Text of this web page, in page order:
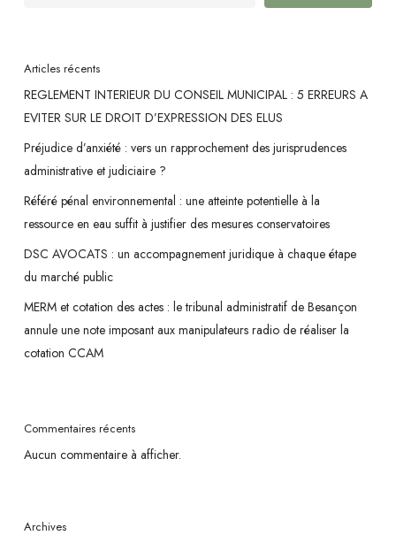
Articles récents
REGLEMENT INTERIEUR DU CONSEIL MUNICIPAL : 5 ERREURS A
EVITER SUR LE DROIT D’EXPRESSION DES ELUS
Préjudice d’anxiété : vers un rapprochement des jurisprudences
administrative et judiciaire ?
Référé pénal environnemental : une atteinte potentielle à la
ressource en eau suffit à justifier des mesures conservatoires
DSC AVOCATS : un accompagnement juridique à chaque étape
du marché public
MERM et cotation des actes : le tribunal administratif de Besançon
annule une note imposant aux manipulateurs radio de réaliser la
cotation CCAM
Commentaires récents
Aucun commentaire à afficher.
Archives